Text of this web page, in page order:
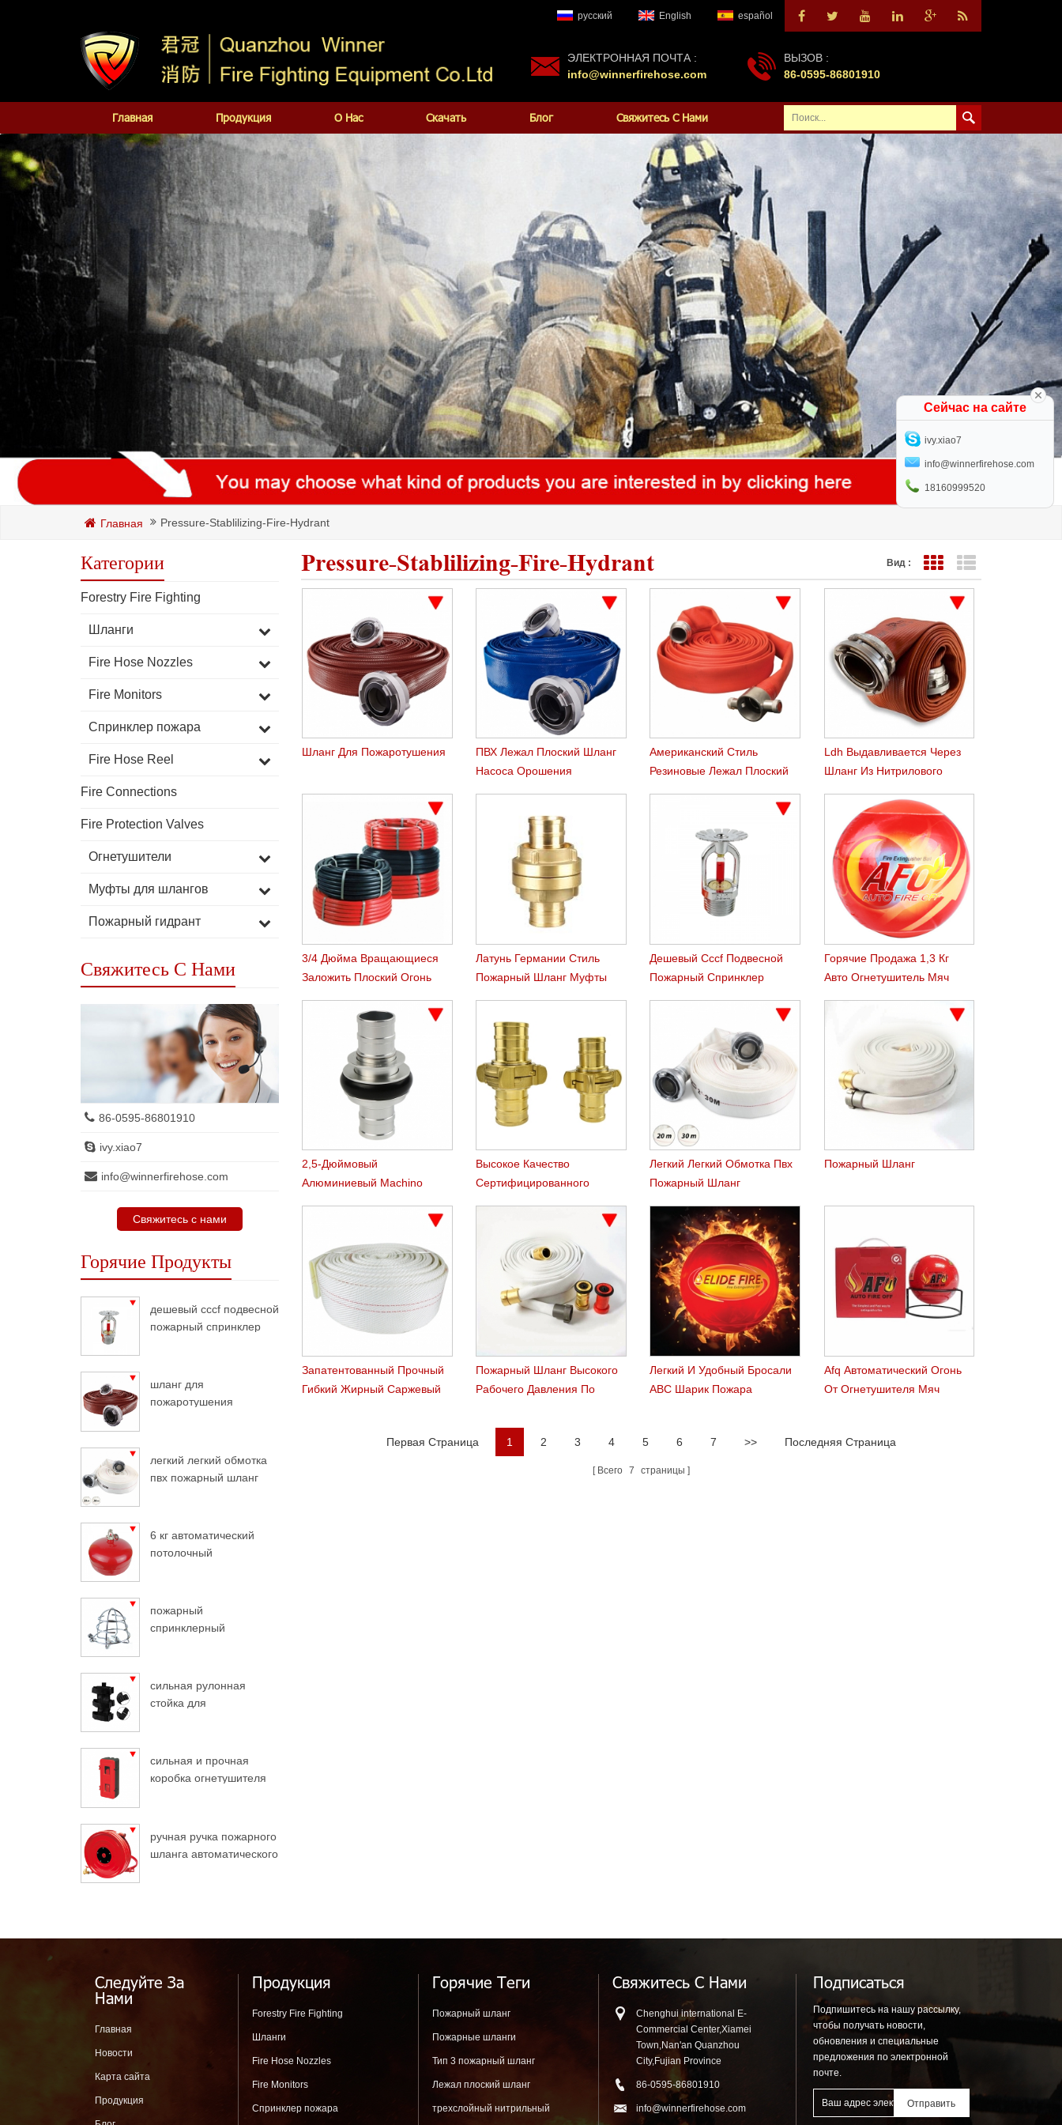
русский English español
ЭЛЕКТРОННАЯ ПОЧТА :
info@winnerfirehose.com
ВЫЗОВ :
86-0595-86801910
Главная Продукция О Нас Скачать Блог Свяжитесь С Нами
Главная Pressure-Stablilizing-Fire-Hydrant
Категории
Forestry Fire Fighting
Шланги
Fire Hose Nozzles
Fire Monitors
Спринклер пожара
Fire Hose Reel
Fire Connections
Fire Protection Valves
Огнетушители
Муфты для шлангов
Пожарный гидрант
Свяжитесь С Нами
86-0595-86801910
ivy.xiao7
info@winnerfirehose.com
Свяжитесь с нами
Горячие Продукты
дешевый cccf подвесной
пожарный спринклер
шланг для
пожаротушения
легкий легкий обмотка
пвх пожарный шланг
6 кг автоматический
потолочный
пожарный
спринклерный
сильная рулонная
стойка для
сильная и прочная
коробка огнетушителя
ручная ручка пожарного
шланга автоматического
Pressure-Stablilizing-Fire-Hydrant Вид : Представление сетки
Шланг Для Пожаротушения
ПВХ Лежал Плоский Шланг
Насоса Орошения
Американский Стиль
Резиновые Лежал Плоский
Ldh Выдавливается Через
Шланг Из Нитрилового
3/4 Дюйма Вращающиеся
Заложить Плоский Огонь
Латунь Германии Стиль
Пожарный Шланг Муфты
Дешевый Cccf Подвесной
Пожарный Спринклер
Горячие Продажа 1,3 Кг
Авто Огнетушитель Мяч
2,5-Дюймовый
Алюминиевый Machino
Высокое Качество
Сертифицированного
Сцепления
Легкий Легкий Обмотка Пвх
Пожарный Шланг
Пожарный Шланг
Запатентованный Прочный
Гибкий Жирный Саржевый
Пожарный Шланг Высокого
Рабочего Давления По
Службы
Легкий И Удобный Бросали
ABC Шарик Пожара
Afq Автоматический Огонь
От Огнетушителя Мяч
Первая Страница 1 2 3 4 5 6 7 >> Последняя Страница
Всего 7 страницы
Следуйте За
Нами
Главная
Новости
Карта сайта
Продукция
Продукция
Forestry Fire Fighting
Шланги
Fire Hose Nozzles
Fire Monitors
Спринклер пожара
Горячие Теги
Пожарный шланг
Пожарные шланги
Тип 3 пожарный шланг
Лежал плоский шланг
трехслойный нитрильный
Свяжитесь С Нами
Chenghui international E-
Commercial Center,Xiamei
Town,Nan'an Quanzhou
City,Fujian Province
86-0595-86801910
info@winnerfirehose.com
Подписаться
Подпишитесь на нашу рассылку,
чтобы получать новости,
обновления и специальные
предложения по электронной
почте.
Сейчас на сайте
ivy.xiao7
info@winnerfirehose.com
18160999520